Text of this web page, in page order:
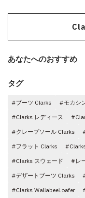
あなたへのおすすめ
タグ
#ブーツ Clarks #モカシ
#Clarks レディース
#クレープソール Clarks
#フラット Clarks
#Clarks スウェード
#レ
#デザートブーツ Clarks
#Clarks WallabeeLoafer